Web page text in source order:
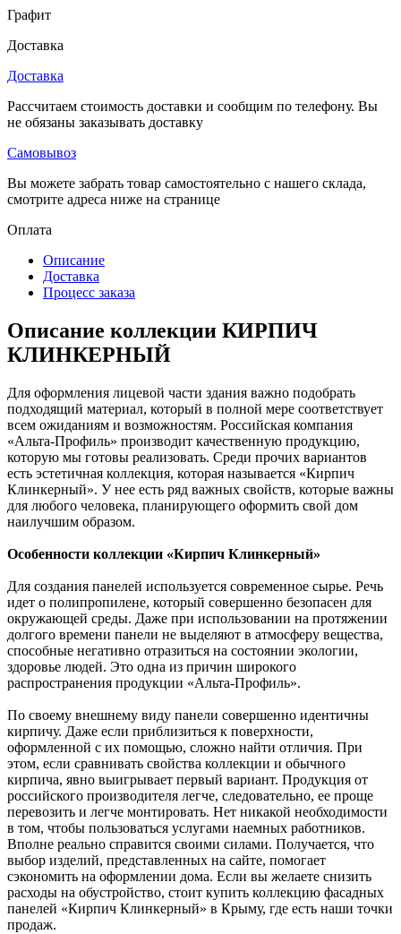
Графит
Доставка
Доставка
Рассчитаем стоимость доставки и сообщим по телефону. Вы
не обязаны заказывать доставку
Самовывоз
Вы можете забрать товар самостоятельно с нашего склада,
смотрите адреса ниже на странице
Оплата
Описание
Доставка
Процесс заказа
Описание коллекции КИРПИЧ
КЛИНКЕРНЫЙ
Для оформления лицевой части здания важно подобрать
подходящий материал, который в полной мере соответствует
всем ожиданиям и возможностям. Российская компания
«Альта-Профиль» производит качественную продукцию,
которую мы готовы реализовать. Среди прочих вариантов
есть эстетичная коллекция, которая называется «Кирпич
Клинкерный». У нее есть ряд важных свойств, которые важны
для любого человека, планирующего оформить свой дом
наилучшим образом.
Особенности коллекции «Кирпич Клинкерный»
Для создания панелей используется современное сырье. Речь
идет о полипропилене, который совершенно безопасен для
окружающей среды. Даже при использовании на протяжении
долгого времени панели не выделяют в атмосферу вещества,
способные негативно отразиться на состоянии экологии,
здоровье людей. Это одна из причин широкого
распространения продукции «Альта-Профиль».
По своему внешнему виду панели совершенно идентичны
кирпичу. Даже если приблизиться к поверхности,
оформленной с их помощью, сложно найти отличия. При
этом, если сравнивать свойства коллекции и обычного
кирпича, явно выигрывает первый вариант. Продукция от
российского производителя легче, следовательно, ее проще
перевозить и легче монтировать. Нет никакой необходимости
в том, чтобы пользоваться услугами наемных работников.
Вполне реально справится своими силами. Получается, что
выбор изделий, представленных на сайте, помогает
сэкономить на оформлении дома. Если вы желаете снизить
расходы на обустройство, стоит купить коллекцию фасадных
панелей «Кирпич Клинкерный» в Крыму, где есть наши точки
продаж.